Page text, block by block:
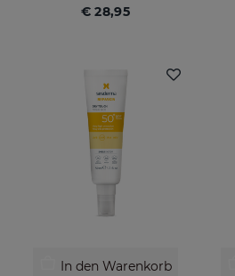
€ 28,95
In den Warenkorb